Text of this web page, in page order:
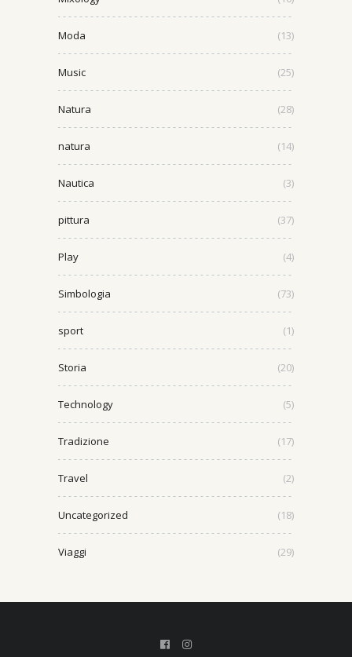
Moda (13)
Music (25)
Natura (28)
natura (14)
Nautica (3)
pittura (37)
Play (4)
Simbologia (73)
sport (1)
Storia (20)
Technology (5)
Tradizione (17)
Travel (2)
Uncategorized (18)
Viaggi (29)